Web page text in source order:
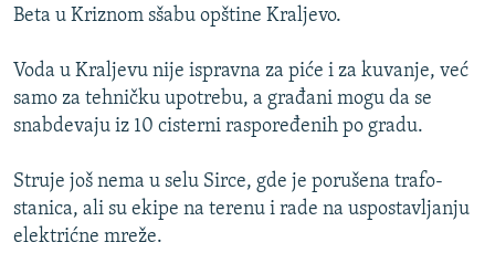
RSE PRIČE IZ SVIJETA
ISPRIČAJ MI
DNEVNO@RSE
SPECIJALI RSE
VIŠE OD NASLOVA
GENOCID U SREBRENICI
PRATITE NAS
Beta u Kriznom sšabu opštine Kraljevo.
Voda u Kraljevu nije ispravna za piće i za kuvanje, već
samo za tehničku upotrebu, a građani mogu da se
snabdevaju iz 10 cisterni raspoređenih po gradu.
Struje još nema u selu Sirce, gde je porušena trafo-
stanica, ali su ekipe na terenu i rade na uspostavljanju
elektrićne mreže.